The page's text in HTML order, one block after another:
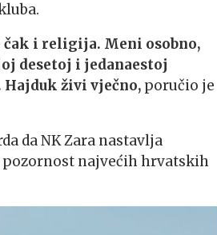
čak i religija. Meni osobno,
desetoj i jedanaestoj
živi vječno, poručio je
da NK Zara nastavlja
najvećih hrvatskih